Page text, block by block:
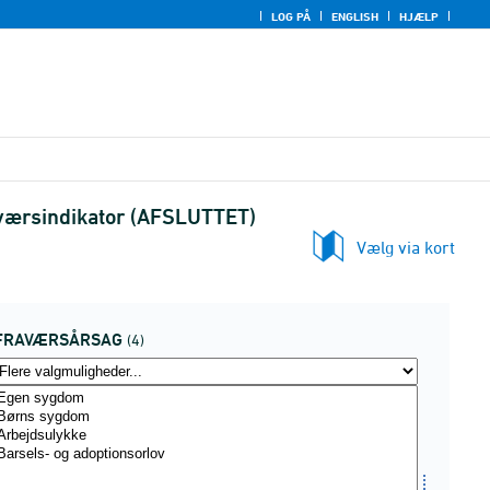
LOG PÅ ENGLISH HJÆLP
(AFSLUTTET)
Vælg via kort
(4)